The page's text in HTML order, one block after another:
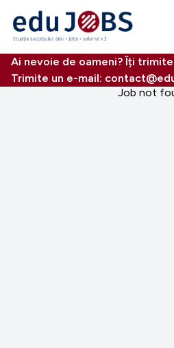
Ai nevoie de oameni? Îți
Trimite un e-mail:
Job not